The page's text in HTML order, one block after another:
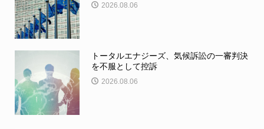
2026.08.06
トータルエナジーズ、気候訴訟の一審判決
を不服として控訴
2026.08.06